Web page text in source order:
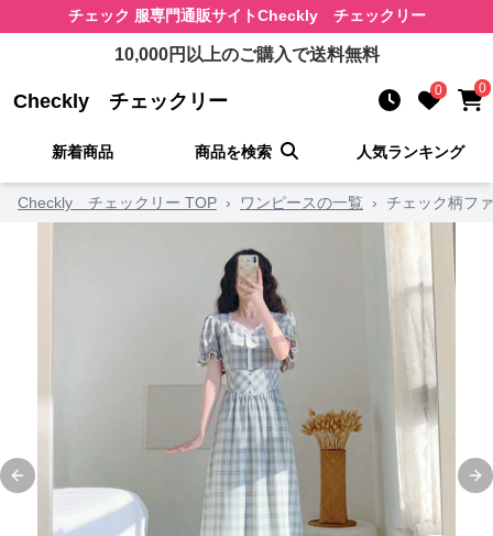
チェック 服専門通販サイトCheckly チェックリー
10,000円以上のご購入で送料無料
Checkly チェックリー 0 0
新着商品 商品を検索 人気ランキング
Checkly チェックリー TOP › ワンピースの一覧 › チェック柄フ
Previous slide